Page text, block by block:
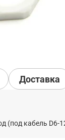
(под кабель D6-
Доставка